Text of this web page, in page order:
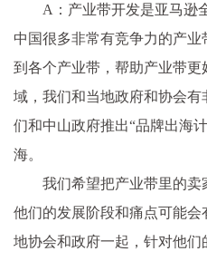
A：产业带开发是亚马逊
中国很多非常有竞争力的产
到各个产业带，帮助产业带
域，我们和当地政府和协会
们和中山政府推出“品牌出海
海。
我们希望把产业带里的卖
他们的发展阶段和痛点可能
地协会和政府一起，针对他们